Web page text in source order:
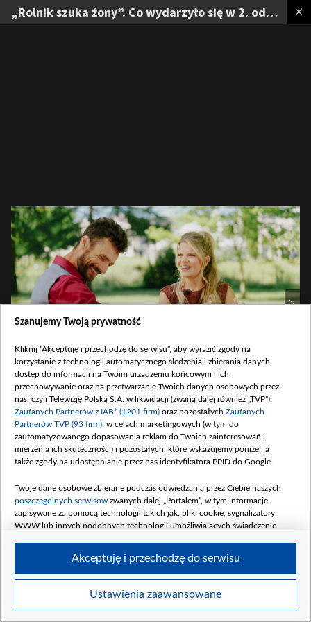
„Rolnik szuka żony”. Co wydarzyło się w 2. odcinku?
Roland był niezwykle podekscytowany przed spotkaniem z kandydatkami. Fot.
Piotr Matey/ TVP
1
Szczegóły
Szanujemy Twoją prywatność
Kliknij "Akceptuję i przechodzę do serwisu", aby wyrazić zgody na
korzystanie z technologii automatycznego śledzenia i zbierania danych,
dostęp do informacji na Twoim urządzeniu końcowym i ich
przechowywanie oraz na przetwarzanie Twoich danych osobowych przez
nas, czyli Telewizję Polską S.A. w likwidacji (zwaną dalej również „TVP”),
Zaufanych Partnerów z IAB* (1201 firm) oraz pozostałych Zaufanych
Partnerów TVP (93 firm) , w celach marketingowych (w tym do
zautomatyzowanego dopasowania reklam do Twoich zainteresowań i
mierzenia ich skuteczności) i pozostałych, które wskazujemy poniżej, a
także zgody na udostępnianie przez nas identyfikatora PPID do Google.
Twoje dane osobowe zbierane podczas odwiedzania przez Ciebie naszych
poszczególnych serwisów zwanych dalej „Portalem”, w tym informacje
zapisywane za pomocą technologii takich jak: pliki cookie, sygnalizatory
WWW lub innych podobnych technologii umożliwiających świadczenie
Twoje dane osobowe zbierane podczas odwiedzania przez Ciebie
Ustawienia zaawansowane
Akceptuję i przechodzę do serwisu